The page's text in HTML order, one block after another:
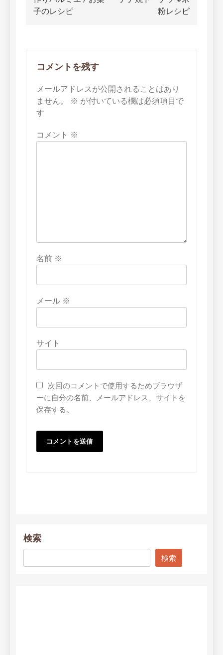
ナ
ー
シ
ョ
ン
子のレシピ
粉レシピ
コメントを残す
メールアドレスが公開されることはあり
ません。
※ が付いている欄は必須項目で
す
コメント ※
名前 ※
メール ※
サイト
次回のコメントで使用するためブラウザ
ーに自分の名前、メールアドレス、サイトを
保存する。
検索
検索